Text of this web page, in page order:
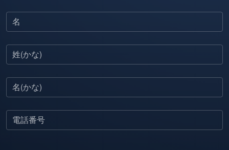
名
姓(かな)
名(かな)
電話番号